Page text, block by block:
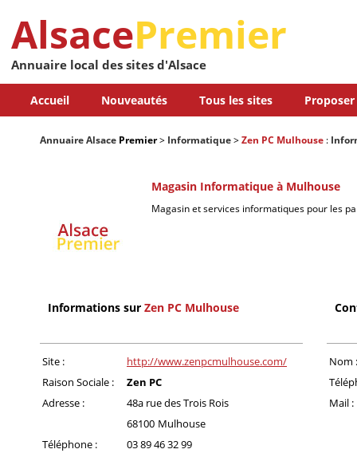
AlsacePremier
Annuaire local des sites d'Alsace
Accueil Nouveautés Tous les sites
Annuaire Alsace Premier> Informatique>Zen PC Mulhouse :
Magasin Informatique à Mulhouse
Magasin et services informatiques pour les
Informations sur Zen PC Mulhouse
Site :
http://www.zenpcmulhouse.com/
Raison Sociale :
Zen PC
Adresse :
48a rue des Trois Rois
68100 Mulhouse
Téléphone :
03 89 46 32 99
Nom :
Mail :